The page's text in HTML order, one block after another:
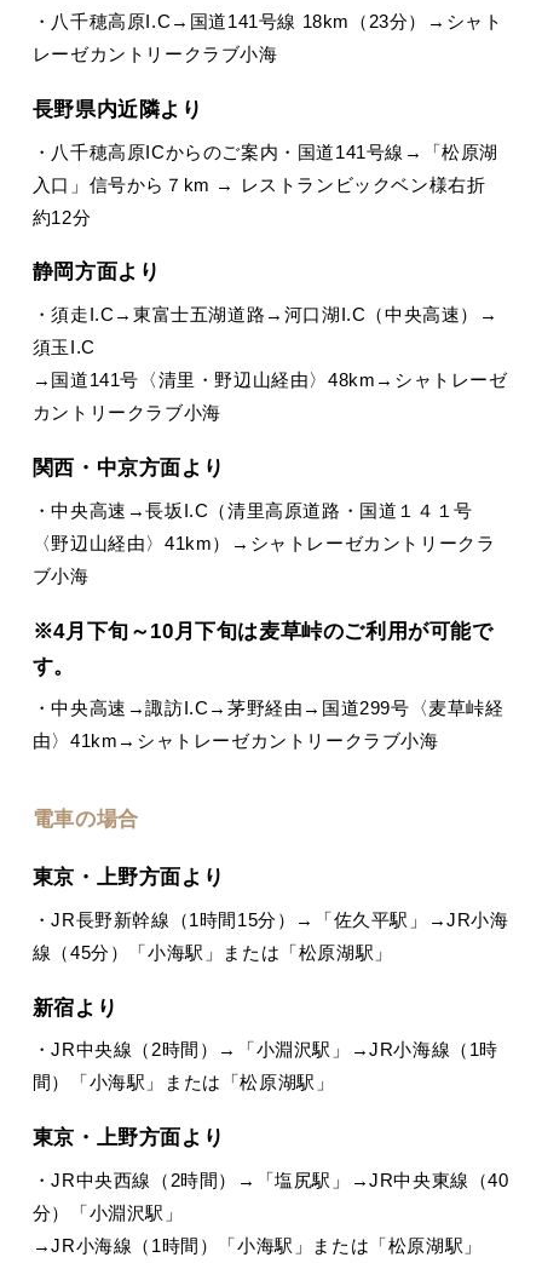
・八千穂高原I.C→国道141号線 18km（23分）→シャト
レーゼカントリークラブ小海
長野県内近隣より
・八千穂高原ICからのご案内・国道141号線→「松原湖
入口」信号から７km → レストランビックベン様右折
約12分
静岡方面より
・須走I.C→東富士五湖道路→河口湖I.C（中央高速）→
須玉I.C
→国道141号〈清里・野辺山経由〉48km→シャトレーゼ
カントリークラブ小海
関西・中京方面より
・中央高速→長坂I.C（清里高原道路・国道１４１号
〈野辺山経由〉41km）→シャトレーゼカントリークラ
ブ小海
※4月下旬～10月下旬は麦草峠のご利用が可能で
す。
・中央高速→諏訪I.C→茅野経由→国道299号〈麦草峠経
由〉41km→シャトレーゼカントリークラブ小海
電車の場合
東京・上野方面より
・JR長野新幹線（1時間15分）→「佐久平駅」→JR小海
線（45分）「小海駅」または「松原湖駅」
新宿より
・JR中央線（2時間）→「小淵沢駅」→JR小海線（1時
間）「小海駅」または「松原湖駅」
東京・上野方面より
・JR中央西線（2時間）→「塩尻駅」→JR中央東線（40
分）「小淵沢駅」
→JR小海線（1時間）「小海駅」または「松原湖駅」